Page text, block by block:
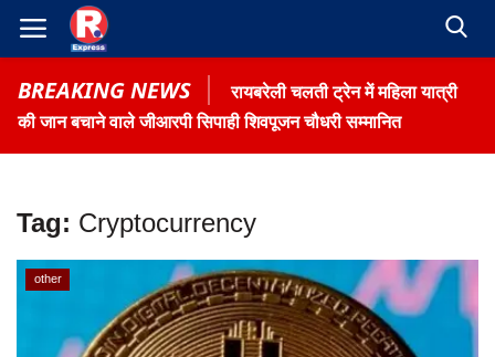
BREAKING NEWS
रायबरेली चलती ट्रेन में महिला यात्री
की जान बचाने वाले जीआरपी सिपाही शिवपूजन चौधरी सम्मानित
Contact
Tag: Cryptocurrency
other